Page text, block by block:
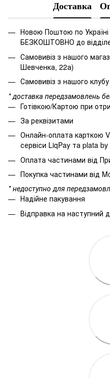
Доставка
Новою Поштою по
БЕЗКОШТОВНО до
Самовивіз з нашого
Шевченка, 22а)
Самовивіз з нашого
* доставка передзамовлень
Готівкою/Картою при
За реквізитами
Онлайн-оплата карткою
сервіси LiqPay та plata
Оплата частинами від
Покупка частинами від
* недоступно для
Надійне пакування
Відправка на наступний